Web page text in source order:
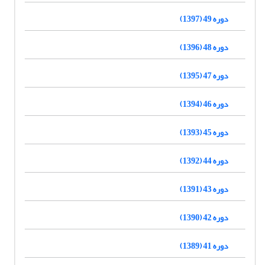
دوره 49 (1397)
دوره 48 (1396)
دوره 47 (1395)
دوره 46 (1394)
دوره 45 (1393)
دوره 44 (1392)
دوره 43 (1391)
دوره 42 (1390)
دوره 41 (1389)